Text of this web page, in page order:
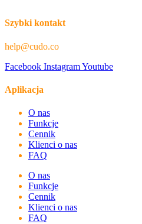
Szybki kontakt
help@cudo.co
Facebook InstagramYoutube
Aplikacja
O nas
Funkcje
Cennik
Klienci o nas
FAQ
O nas
Funkcje
Cennik
Klienci o nas
FAQ